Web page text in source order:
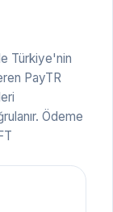
Türkiye'nin
PayTR
Ödeme